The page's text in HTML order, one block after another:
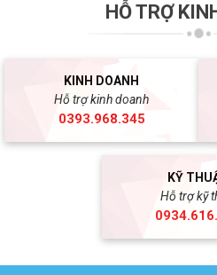
HỖ TRỢ
KINH DOANH
Hỗ trợ kinh doanh
0393.968.345
KỸ
Hỗ trợ kỹ